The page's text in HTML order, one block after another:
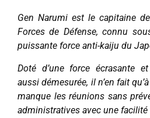
Gen Narumi est le capitaine
Forces de Défense, connu
puissante force anti-kaiju du
Doté d’une force écrasante
aussi démesurée, il n’en fait
manque les réunions sans
administratives avec une